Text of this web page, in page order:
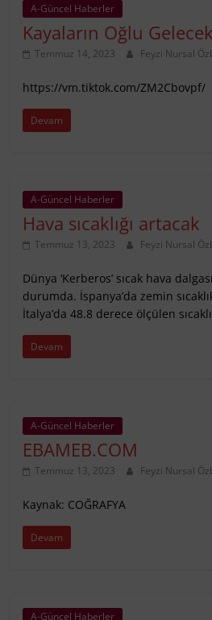
A-Güncel Haberler
Kayaların Oğlu
Temmuz 14, 2023 Feyzi Nursal
https://vm.tiktok.com/ZM2Cbovpf/
Devam
A-Güncel Haberler
Hava sıcaklığı artacak
Temmuz 13, 2023 Feyzi Nursal
Dünya ‘Kerberos’ sıcak hava
durumda. İspanya’da zemin
İtalya’da 48.8 derece ölçülen
Devam
A-Güncel Haberler
EBAMEB.COM
Temmuz 13, 2023 Feyzi Nursal
Kaynak: COĞRAFYA
Devam
A-Güncel Haberler